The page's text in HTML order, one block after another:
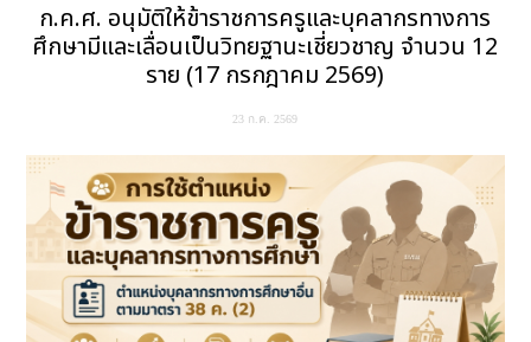
ก.ค.ศ. อนุมัติให้ข้าราชการครูและบุคลากรทางการ
ศึกษามีและเลื่อนเป็นวิทยฐานะเชี่ยวชาญ จำนวน 12
ราย (17 กรกฎาคม 2569)
23 ก.ค. 2569